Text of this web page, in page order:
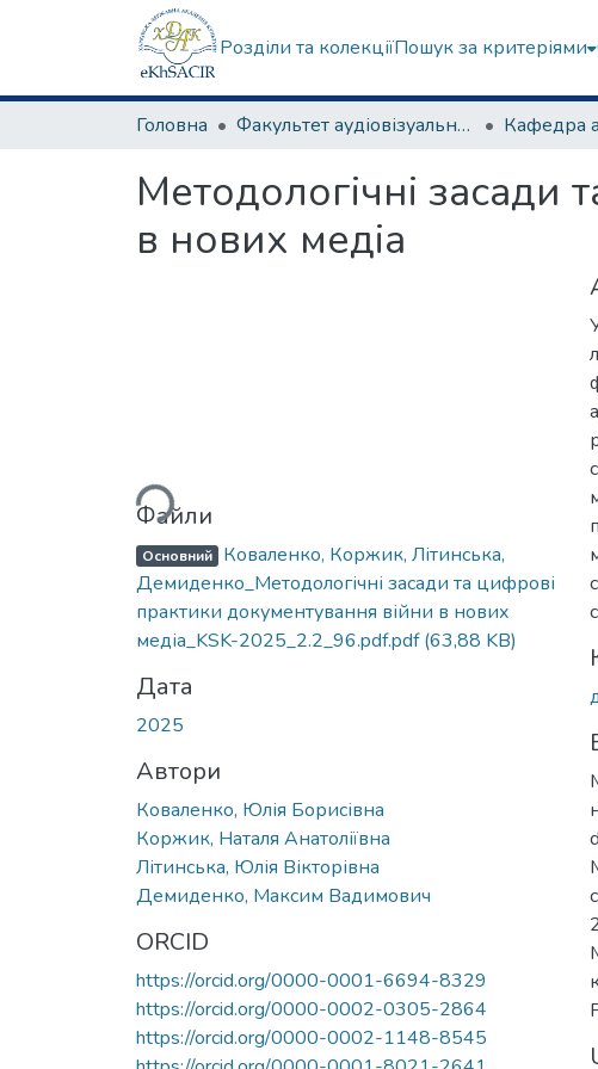
Розділи та колекціїПошук за критеріями
Головна Факультет аудіовізуального мистецтва
Методологічні засади
в нових медіа
Вантажиться...Файли
Основний Коваленко, Коржик, Літинська,
Демиденко_Методологічні засади та цифрові
практики документування війни в нових
медіа_KSK-2025_2.2_96.pdf.pdf(63,88 KB)
Дата
2025
Автори
Коваленко, Юлія Борисівна
Коржик, Наталя Анатоліївна
Літинська, Юлія Вікторівна
Демиденко, Максим Вадимович
ORCID
https://orcid.org/0000-0001-6694-8329
https://orcid.org/0000-0002-0305-2864
https://orcid.org/0000-0002-1148-8545